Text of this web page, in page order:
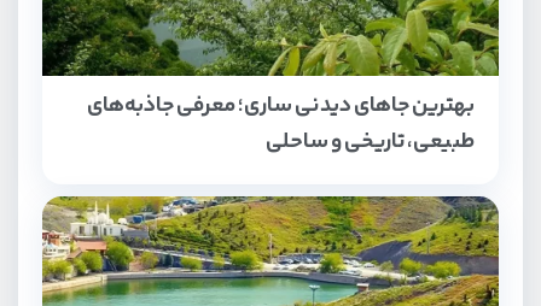
بهترین جاهای دیدنی ساری؛ معرفی جاذبه‌های
طبیعی، تاریخی و ساحلی